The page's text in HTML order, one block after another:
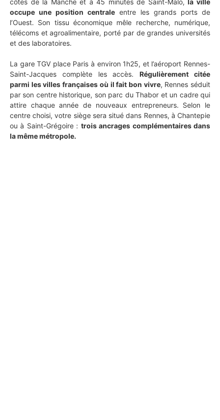
occupe une position centrale entre les grands ports de
l’Ouest. Son tissu économique mêle recherche, numérique,
télécoms et agroalimentaire, porté par de grandes universités
et des laboratoires.
La gare TGV place Paris à environ 1h25, et l’aéroport Rennes-
Saint-Jacques complète les accès.Régulièrement citée
parmi les villes françaises où il fait bon vivre, Rennes séduit
par son centre historique, son parc du Thabor et un cadre qui
attire chaque année de nouveaux entrepreneurs. Selon le
centre choisi, votre siège sera situé dans Rennes, à Chantepie
ou à Saint-Grégoire : trois ancrages complémentaires dans
la même métropole.